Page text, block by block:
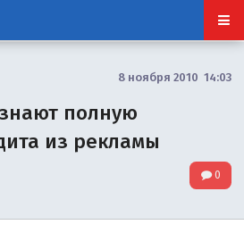
8 ноября 2010 14:03
полную
из рекламы
0